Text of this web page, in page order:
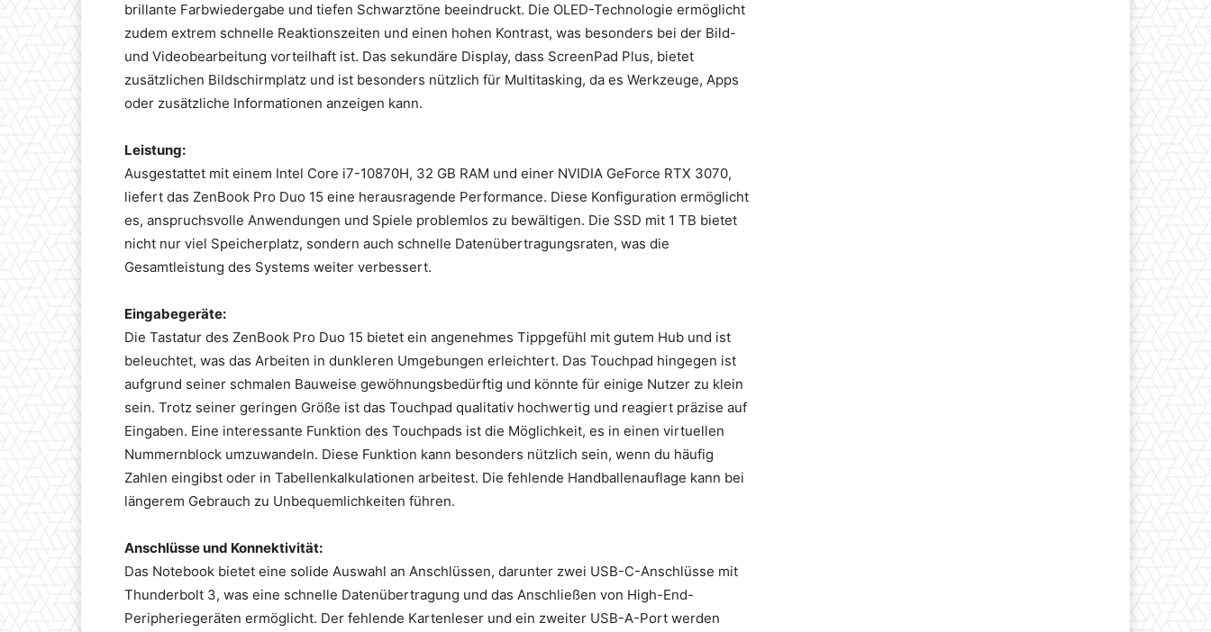
brillante Farbwiedergabe und tiefen Schwarztöne beeindruckt. Die OLED-Technologie ermöglicht
zudem extrem schnelle Reaktionszeiten und einen hohen Kontrast, was besonders bei der Bild-
und Videobearbeitung vorteilhaft ist. Das sekundäre Display, dass ScreenPad Plus, bietet
zusätzlichen Bildschirmplatz und ist besonders nützlich für Multitasking, da es Werkzeuge, Apps
oder zusätzliche Informationen anzeigen kann.
Leistung:
Ausgestattet mit einem Intel Core i7-10870H, 32 GB RAM und einer NVIDIA GeForce RTX 3070,
liefert das ZenBook Pro Duo 15 eine herausragende Performance. Diese Konfiguration ermöglicht
es, anspruchsvolle Anwendungen und Spiele problemlos zu bewältigen. Die SSD mit 1 TB bietet
nicht nur viel Speicherplatz, sondern auch schnelle Datenübertragungsraten, was die
Gesamtleistung des Systems weiter verbessert.
Eingabegeräte:
Die Tastatur des ZenBook Pro Duo 15 bietet ein angenehmes Tippgefühl mit gutem Hub und ist
beleuchtet, was das Arbeiten in dunkleren Umgebungen erleichtert. Das Touchpad hingegen ist
aufgrund seiner schmalen Bauweise gewöhnungsbedürftig und könnte für einige Nutzer zu klein
sein. Trotz seiner geringen Größe ist das Touchpad qualitativ hochwertig und reagiert präzise auf
Eingaben. Eine interessante Funktion des Touchpads ist die Möglichkeit, es in einen virtuellen
Nummernblock umzuwandeln. Diese Funktion kann besonders nützlich sein, wenn du häufig
Zahlen eingibst oder in Tabellenkalkulationen arbeitest. Die fehlende Handballenauflage kann bei
längerem Gebrauch zu Unbequemlichkeiten führen.
Anschlüsse und Konnektivität:
Das Notebook bietet eine solide Auswahl an Anschlüssen, darunter zwei USB-C-Anschlüsse mit
Thunderbolt 3, was eine schnelle Datenübertragung und das Anschließen von High-End-
Peripheriegeräten ermöglicht. Der fehlende Kartenleser und ein zweiter USB-A-Port werden